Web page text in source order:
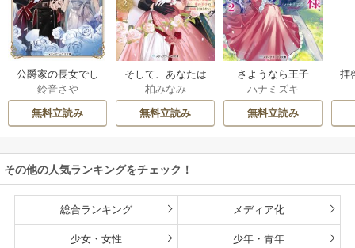
公爵家の長女でし
た
鈴音さや
無料立読み
そして、あなたは
私を捨てる
柏みなみ
無料立読み
さようなら王子
様、どうか私のこ
とは忘れてくださ
い
ハナミズキ
無料立読み
拝
その他の人気ランキングをチェック！
総合ランキング メディア化
少女・女性 少年・青年